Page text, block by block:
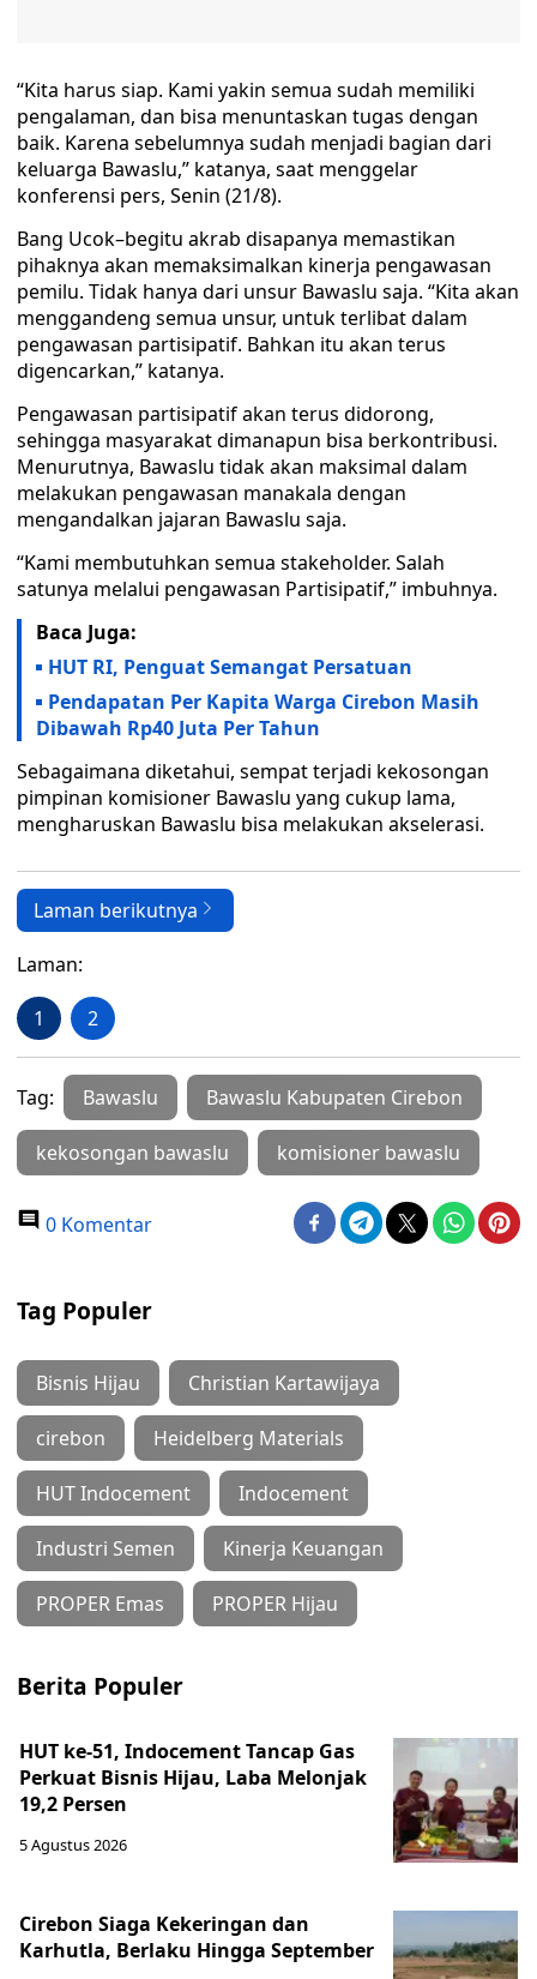
“Kita harus siap. Kami yakin semua sudah memiliki
pengalaman, dan bisa menuntaskan tugas dengan
baik. Karena sebelumnya sudah menjadi bagian dari
keluarga Bawaslu,” katanya, saat menggelar
konferensi pers, Senin (21/8).
Bang Ucok–begitu akrab disapanya memastikan
pihaknya akan memaksimalkan kinerja pengawasan
pemilu. Tidak hanya dari unsur Bawaslu saja. “Kita akan
menggandeng semua unsur, untuk terlibat dalam
pengawasan partisipatif. Bahkan itu akan terus
digencarkan,” katanya.
Pengawasan partisipatif akan terus didorong,
sehingga masyarakat dimanapun bisa berkontribusi.
Menurutnya, Bawaslu tidak akan maksimal dalam
melakukan pengawasan manakala dengan
mengandalkan jajaran Bawaslu saja.
“Kami membutuhkan semua stakeholder. Salah
satunya melalui pengawasan Partisipatif,” imbuhnya.
Baca Juga:
HUT RI, Penguat Semangat Persatuan
Pendapatan Per Kapita Warga Cirebon Masih
Dibawah Rp40 Juta Per Tahun
Sebagaimana diketahui, sempat terjadi kekosongan
pimpinan komisioner Bawaslu yang cukup lama,
mengharuskan Bawaslu bisa melakukan akselerasi.
Laman berikutnya
Laman:
1 2
Tag: Bawaslu Bawaslu Kabupaten Cirebon
kekosongan bawaslu komisioner bawaslu
0 Komentar
Tag Populer
Bisnis Hijau Christian Kartawijaya
cirebon Heidelberg Materials
HUT Indocement Indocement
Industri Semen Kinerja Keuangan
PROPER Emas PROPER Hijau
Berita Populer
HUT ke-51, Indocement Tancap Gas
Perkuat Bisnis Hijau, Laba Melonjak
19,2 Persen
5 Agustus 2026
Cirebon Siaga Kekeringan dan
Karhutla, Berlaku Hingga September